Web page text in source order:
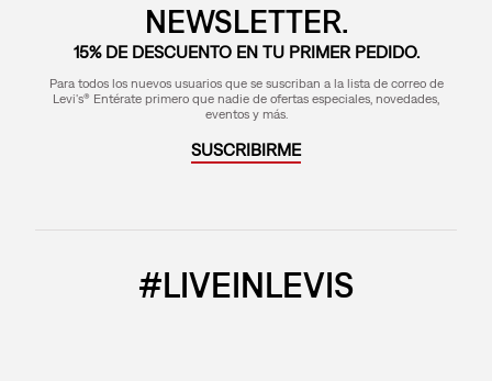
NEWSLETTER.
15% DE DESCUENTO EN TU PRIMER PEDIDO.
Para todos los nuevos usuarios que se suscriban a la lista de correo de
Levi's® Entérate primero que nadie de ofertas especiales, novedades,
eventos y más.
SUSCRIBIRME
#LIVEINLEVIS